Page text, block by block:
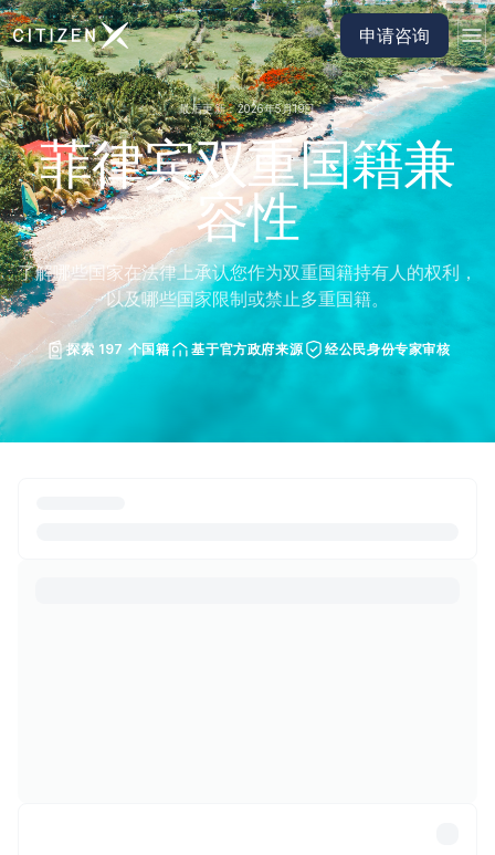
前往 CitizenX 首页 申请咨询
最后更新：2026年5月19日
菲律宾双重国籍兼
容性
了解哪些国家在法律上承认您作为双重国籍持有人的权利，
以及哪些国家限制或禁止多重国籍。
探索 197 个国籍 基于官方政府来源 经公民身份专家审核